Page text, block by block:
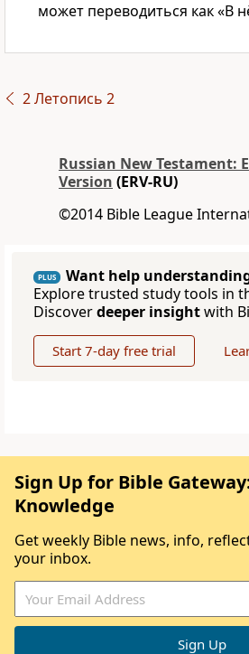
может переводиться как «В
2 Летопись 2
Russian New Testament:
Version (ERV-RU)
©2014 Bible League
PLUS
Want help
Explore trusted study tools in
Discoverdeeper insightwith
Start 7-day free trial
Sign Up for Bible
Knowledge
Get weekly Bible news, info,
your inbox.